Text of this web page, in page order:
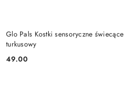
Glo Pals Kostki sensoryczne
turkusowy
Cena:
49.00